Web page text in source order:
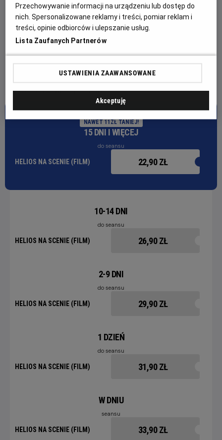
Dopłata internetowa 1,50 zł / 1 bilet
Dopłata za okulary 3D +3,90 zł/1 bilet
Wydarzenia Specjalne
NAWET 11ZŁ TANIEJ!
15 DNI I WIĘCEJ
do seansu
HELIOS NA SCENIE (FILM) 22,90 ZŁ
10-14 DNI
do seansu
HELIOS NA SCENIE (FILM) 26,90 ZŁ
2-9 DNI
do seansu
HELIOS NA SCENIE (FILM) 29,90 ZŁ
1 DZIEŃ
do seansu
HELIOS NA SCENIE (FILM) 31,90 ZŁ
W DNIU
seansu
HELIOS NA SCENIE (FILM) 33,90 ZŁ
Przechowywanie informacji na urządzeniu lub dostęp do
nich. Spersonalizowane reklamy i treści, pomiar reklam i
treści, opinie odbiorców i ulepszanie usług.
Lista Zaufanych Partnerów
USTAWIENIA ZAAWANSOWANE
Akceptuję